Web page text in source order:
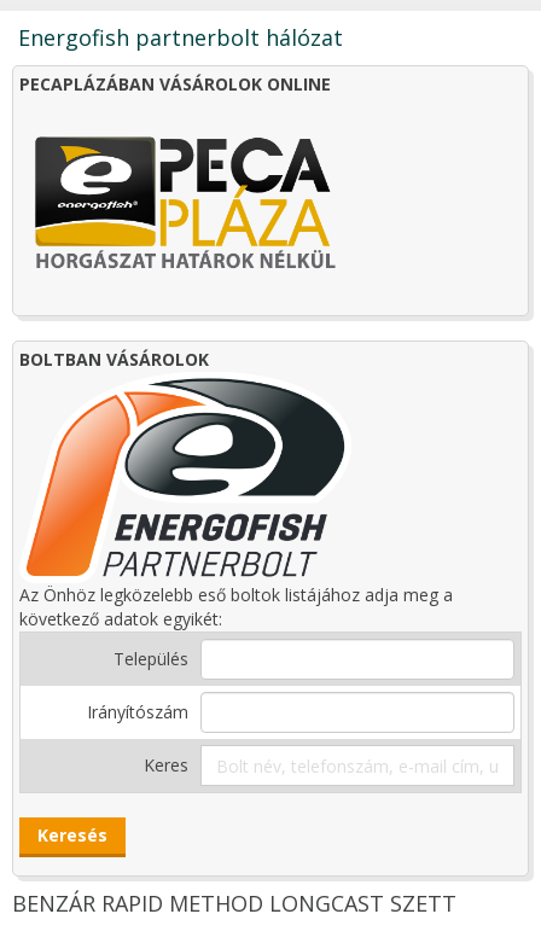
Energofish partnerbolt hálózat
PECAPLÁZÁBAN VÁSÁROLOK ONLINE
BOLTBAN VÁSÁROLOK
Az Önhöz legközelebb eső boltok listájához adja meg a
következő adatok egyikét:
Település
Irányítószám
Keres
BENZÁR RAPID METHOD LONGCAST SZETT